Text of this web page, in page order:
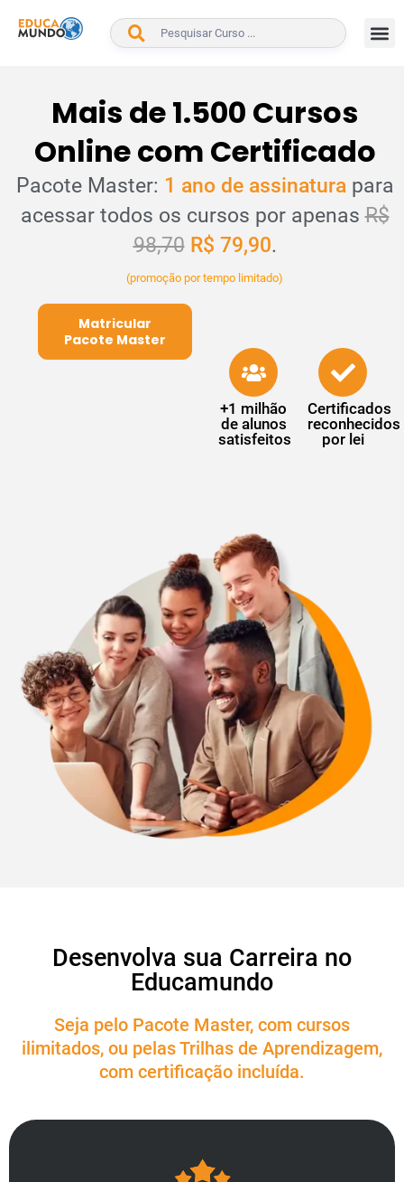
BUSCAR
Mais de 1.500 Cursos
Online com Certificado
Pacote Master: 1 ano de assinatura para
acessar todos os cursos por apenasR$
98,70 R$ 79,90.
(promoção por tempo limitado)
Matricular
Pacote Master
+1 milhão
de alunos
satisfeitos
Certificados
reconhecidos
por lei
Desenvolva sua Carreira no
Educamundo
Seja pelo Pacote Master, com cursos
ilimitados, ou pelas Trilhas de Aprendizagem,
com certificação incluída.